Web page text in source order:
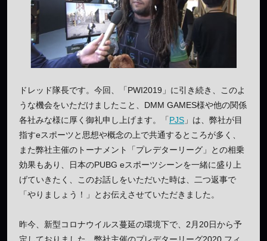
ドレッド隊長です。今回、「PWI2019」に引き続き、このよ
うな機会をいただけましたこと、DMM GAMES様や他の関係
各社みな様に厚く御礼申し上げます。「PJS 」は、弊社が目
指すeスポーツと思想や概念の上で共通するところが多く、
また弊社主催のトーナメント「プレデターリーグ」との相乗
効果もあり、日本のPUBG eスポーツシーンを一緒に盛り上
げていきたく、このお話しをいただいた時は、二つ返事で
「やりましょう！」とお伝えさせていただきました。
昨今、新型コロナウイルス蔓延の環境下で、2月20日から予